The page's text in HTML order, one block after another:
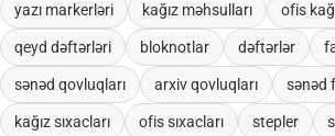
yazı markerləri kağız məhsulları ofis
qeyd dəftərləri bloknotlar dəftərlər
sənəd qovluqları arxiv qovluqları sənəd
kağız sıxacları ofis sıxacları stepler